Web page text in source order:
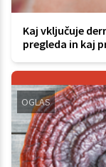
Kaj vključuje
pregleda in kaj
OGLAS